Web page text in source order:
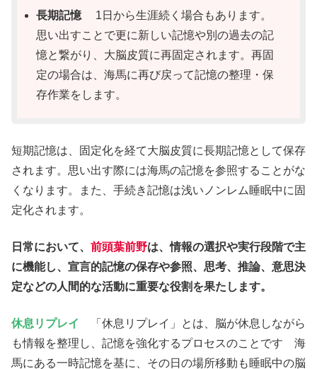
長期記憶
1日から生涯続く場合もあります。
思い出すことで更に新しい記憶や別の過去の記
憶と繋がり、大脳皮質に再固定されます。再固
定の場合は、海馬に再び戻って記憶の整理・保
存作業をします。
短期記憶は、固定化を経て大脳皮質に長期記憶として保存
されます。思い出す際には海馬の記憶を参照することがな
くなります。また、手続き記憶は浅いノンレム睡眠中に固
定化されます。
日常において、 前頭葉前野は、情報の選択や実行段階で主
に機能し、宣言的記憶の保存や参照、思考、推論、意思決
定などの人間的な活動に重要な役割を果たします。
休息リプレイ
「休息リプレイ」とは、脳が休息しながら
も情報を整理し、記憶を強化するプロセスのことです 海
馬にある一時記憶を基に、その日の場所移動も睡眠中の脳